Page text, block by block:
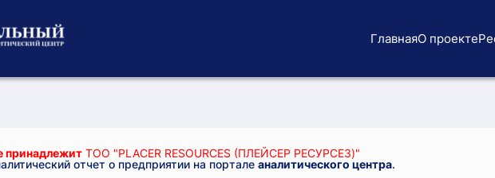
ГлавнаяО проекте
принадлежит ТОО "PLACER RESOURCES (ПЛЕЙСЕР РЕСУРСЕЗ)"
отчет о предприятии на портале аналитического центра.